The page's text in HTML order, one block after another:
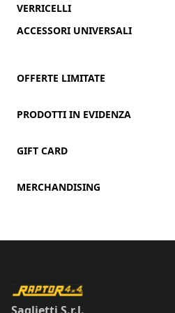
VERRICELLI
ACCESSORI UNIVERSALI
OFFERTE LIMITATE
PRODOTTI IN EVIDENZA
GIFT CARD
MERCHANDISING